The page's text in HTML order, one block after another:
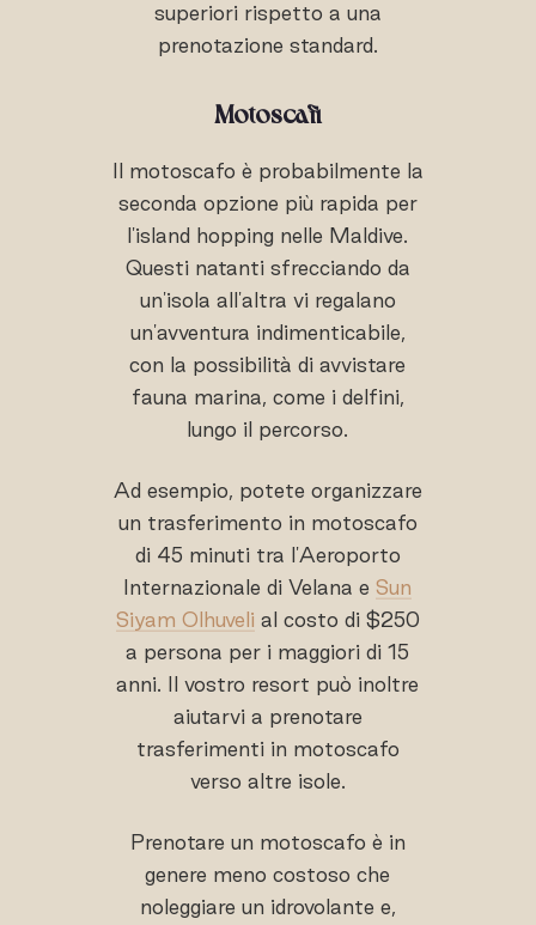
superiori rispetto a una
prenotazione standard.
Motoscafi
Il motoscafo è probabilmente la
seconda opzione più rapida per
l'island hopping nelle Maldive.
Questi natanti sfrecciando da
un'isola all'altra vi regalano
un'avventura indimenticabile,
con la possibilità di avvistare
fauna marina, come i delfini,
lungo il percorso.
Ad esempio, potete organizzare
un trasferimento in motoscafo
di 45 minuti tra l'Aeroporto
Internazionale di Velana eSun
Siyam Olhuveli al costo di $250
a persona per i maggiori di 15
anni. Il vostro resort può inoltre
aiutarvi a prenotare
trasferimenti in motoscafo
verso altre isole.
Prenotare un motoscafo è in
genere meno costoso che
noleggiare un idrovolante e,